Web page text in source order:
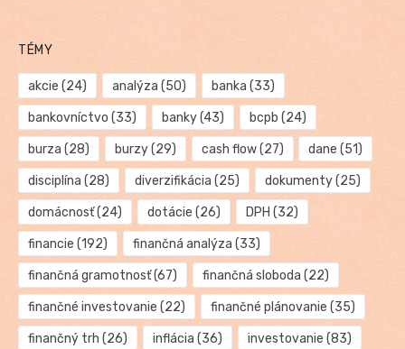
TÉMY
akcie (24) analýza (50) banka (33)
bankovníctvo (33) banky(43) bcpb (24)
burza (28) burzy(29) cash flow(27) dane (51)
disciplína (28) diverzifikácia (25) dokumenty(25)
domácnosť(24) dotácie (26) DPH (32)
financie (192) finančná analýza (33)
finančná gramotnosť(67) finančná sloboda (22)
finančné investovanie (22) finančné plánovanie (35)
finančný trh (26) inflácia (36) investovanie (83)